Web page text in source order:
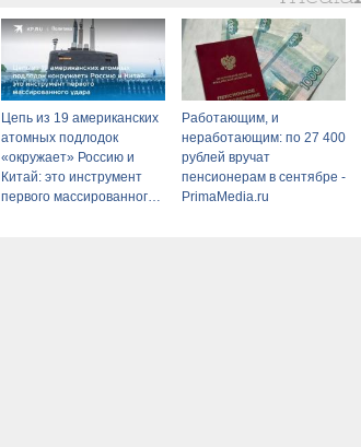
Цепь из 19 американских
атомных подлодок
«окружает» Россию и
Китай: это инструмент
первого массированного
Работающим, и
неработающим: по 27 400
рублей вручат
пенсионерам в сентябре -
PrimaMedia.ru